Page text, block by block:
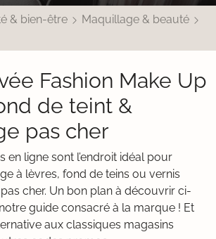
& bien-être
Maquillage & beauté
Fashion Make Up
de teint &
pas cher
en ligne sont l’endroit idéal pour
à lèvres, fond de teins ou vernis
cher. Un bon plan à découvrir ci-
guide consacré à la marque ! Et
aux classiques magasins